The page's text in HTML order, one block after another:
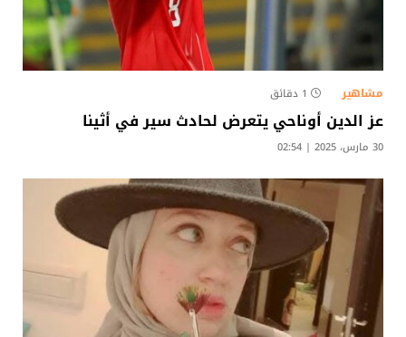
مشاهير 1 دقائق
عز الدين أوناحي يتعرض لحادث سير في أثينا
30 مارس، 2025 | 02:54